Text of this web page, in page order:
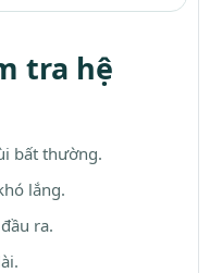
tra hệ
bất thường.
lắng.
ra.